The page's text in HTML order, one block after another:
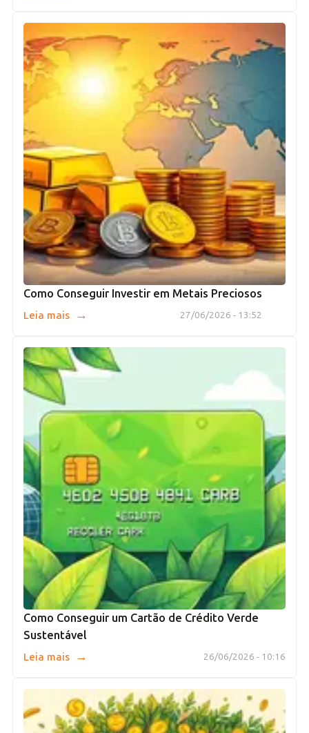
Como Conseguir Investir em Metais Preciosos
27/06/2026 - 13:52
Leia mais →
Como Conseguir um Cartão de Crédito Verde
Sustentável
26/06/2026 - 10:16
Leia mais →